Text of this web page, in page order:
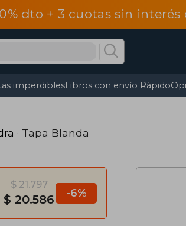
dto + 3 cuotas sin interés
imperdiblesLibros con envío Rápido
· Tapa Blanda
$ 21.797
$ 20.586 -6%